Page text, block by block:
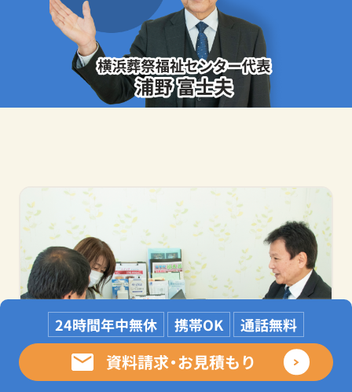
24時間年中無休 携帯OK 通話無料
資料請求・お見積もり